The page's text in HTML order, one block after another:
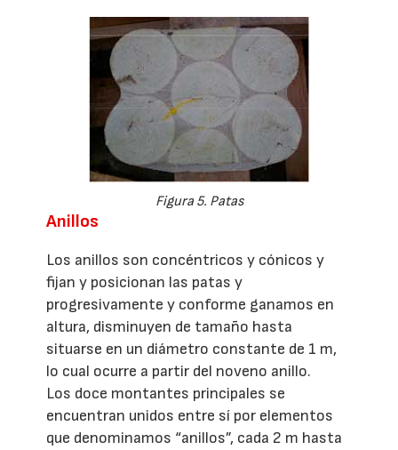
Figura 5. Patas
Anillos
Los anillos son concéntricos y cónicos y
fijan y posicionan las patas y
progresivamente y conforme ganamos en
altura, disminuyen de tamaño hasta
situarse en un diámetro constante de 1 m,
lo cual ocurre a partir del noveno anillo.
Los doce montantes principales se
encuentran unidos entre sí por elementos
que denominamos “anillos”, cada 2 m hasta